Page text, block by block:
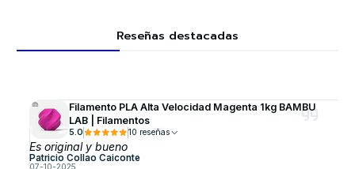
Reseñas destacadas
Filamento PLA Alta Velocidad Magenta 1kg BAMBU
LAB | Filamentos
5.0 10 reseñas
Es original y bueno
Patricio Collao Caiconte
07-10-2025